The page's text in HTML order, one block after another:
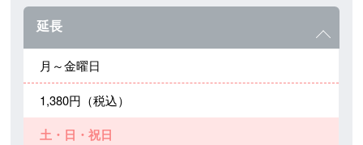
延長
月～金曜日
1,380円（税込）
土・日・祝日